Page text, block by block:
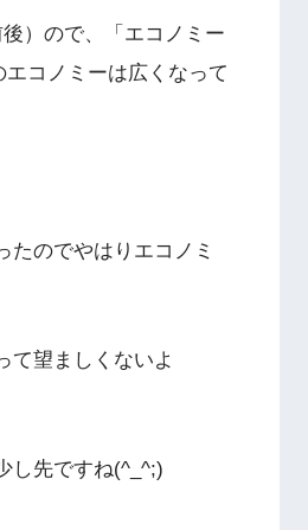
）ので、「エコノミー
コノミーは広くなって
たのでやはりエコノミ
て望ましくないよ
し先ですね(^_^;)